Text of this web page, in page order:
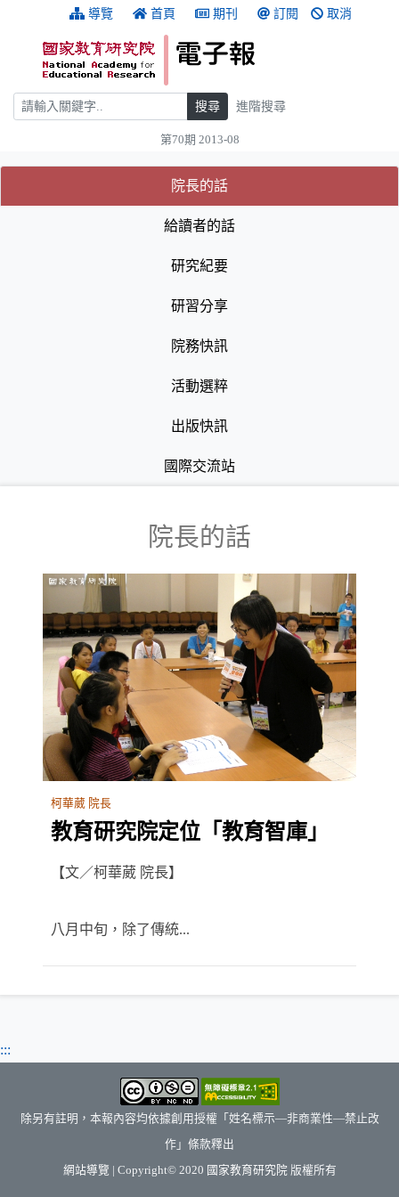
跳到主要內容 導覽 首頁 期刊 訂閱 取消
搜尋 搜尋 進階搜尋
第70期 2013-08
:::
院長的話(目前選取的頁籤)
(目前選取的頁籤)
給讀者的話
研究紀要
研習分享
院務快訊
活動選粹
出版快訊
國際交流站
院長的話
柯華葳 院長
教育研究院定位「教育智庫」
【文／柯華葳 院長】
八月中旬，除了傳統...
:::
除另有註明，本報內容均依據創用授權「姓名標示—非商業性—禁止改
作」條款釋出
網站導覽 | Copyright© 2020 國家教育研究院（另開新視窗）
版權所有